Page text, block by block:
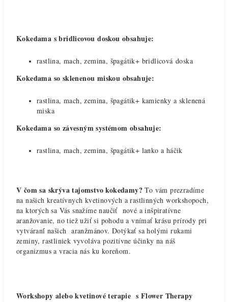
Kokedama s bridlicovou doskou obsahuje:
rastlina, mach, zemina, špagátik+ bridlicová doska
Kokedama so sklenenou miskou obsahuje:
rastlina, mach, zemina, špagátik+ kamienky a sklenená
miska
Kokedama so závesným systémom obsahuje:
rastlina, mach, zemina, špagátik+ lanko a háčik
V čom sa skrýva tajomstvo kokedamy? To vám prezradíme
na našich kreatívnych kvetinových a rastlinných workshopoch,
na ktorých sa Vás snažíme naučiť nové a inšpiratívne
aranžovanie, no tiež užiť si pohodu a vnímať krásu prírody pri
vytváraní́ našich aranžmánov. Dotýkať sa holými rukami
zeminy, rastliniek vyvoláva pozitívne účinky na náš
organizmus a vracia nás ku koreňom.
Workshopy alebo kvetinové terapie s Flower Therapy